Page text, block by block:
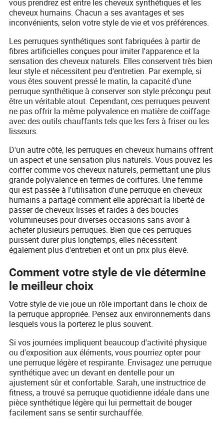
vous prendrez est entre les cheveux synthétiques et les
cheveux humains. Chacun a ses avantages et ses
inconvénients, selon votre style de vie et vos préférences.
Les perruques synthétiques sont fabriquées à partir de
fibres artificielles conçues pour imiter l'apparence et la
sensation des cheveux naturels. Elles conservent très bien
leur style et nécessitent peu d'entretien. Par exemple, si
vous êtes souvent pressé le matin, la capacité d'une
perruque synthétique à conserver son style préconçu peut
être un véritable atout. Cependant, ces perruques peuvent
ne pas offrir la même polyvalence en matière de coiffage
avec des outils chauffants tels que les fers à friser ou les
lisseurs.
D'un autre côté, les perruques en cheveux humains offrent
un aspect et une sensation plus naturels. Vous pouvez les
coiffer comme vos cheveux naturels, permettant une plus
grande polyvalence en termes de coiffures. Une femme
qui est passée à l'utilisation d'une perruque en cheveux
humains a partagé comment elle appréciait la liberté de
passer de cheveux lisses et raides à des boucles
volumineuses pour diverses occasions sans avoir à
acheter plusieurs perruques. Bien que ces perruques
puissent durer plus longtemps, elles nécessitent
également plus d'entretien et ont un prix plus élevé.
Comment votre style de vie détermine
le meilleur choix
Votre style de vie joue un rôle important dans le choix de
la perruque appropriée. Pensez aux environnements dans
lesquels vous la porterez le plus souvent.
Si vos journées impliquent beaucoup d'activité physique
ou d'exposition aux éléments, vous pourriez opter pour
une perruque légère et respirante. Envisagez une perruque
synthétique avec un devant en dentelle pour un
ajustement sûr et confortable. Sarah, une instructrice de
fitness, a trouvé sa perruque quotidienne idéale dans une
pièce synthétique légère qui lui permettait de bouger
facilement sans se sentir surchauffée.